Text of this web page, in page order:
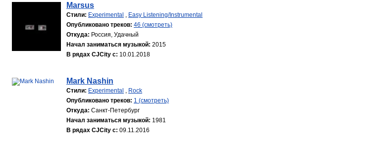
Marsus
Стили: Experimental , Easy Listening/Instrumental
Опубликовано треков: 46 (смотреть)
Откуда: Россия, Удачный
Начал заниматься музыкой: 2015
В рядах CJCity с: 10.01.2018
Mark Nashin
Стили: Experimental , Rock
Опубликовано треков: 1 (смотреть)
Откуда: Санкт-Петербург
Начал заниматься музыкой: 1981
В рядах CJCity с: 09.11.2016